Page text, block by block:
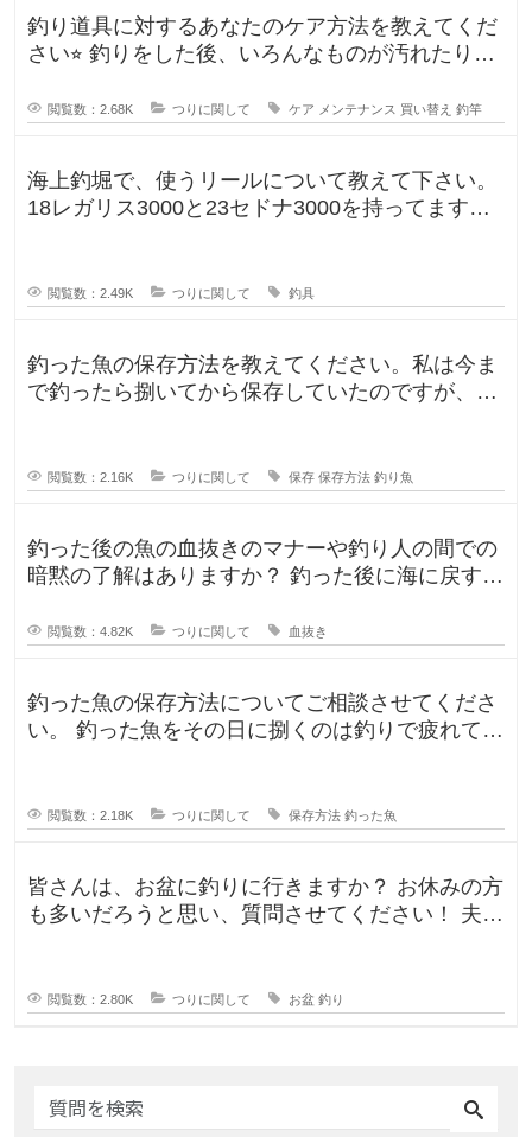
釣り道具に対するあなたのケア方法を教えてくだ
さい⭐︎ 釣りをした後、いろんなものが汚れたりし
閲覧数：2.68K つりに関して ケア メンテナンス 買い替え 釣竿
海上釣堀で、使うリールについて教えて下さい。
18レガリス3000と23セドナ3000を持ってます。
閲覧数：2.49K つりに関して 釣具
釣った魚の保存方法を教えてください。私は今ま
で釣ったら捌いてから保存していたのですが、人
閲覧数：2.16K つりに関して 保存 保存方法 釣り魚
釣った後の魚の血抜きのマナーや釣り人の間での
暗黙の了解はありますか？ 釣った後に海に戻す
閲覧数：4.82K つりに関して 血抜き
釣った魚の保存方法についてご相談させてくださ
い。 釣った魚をその日に捌くのは釣りで疲れてい
閲覧数：2.18K つりに関して 保存方法 釣った魚
皆さんは、お盆に釣りに行きますか？ お休みの方
も多いだろうと思い、質問させてください！ 夫曰
閲覧数：2.80K つりに関して お盆 釣り